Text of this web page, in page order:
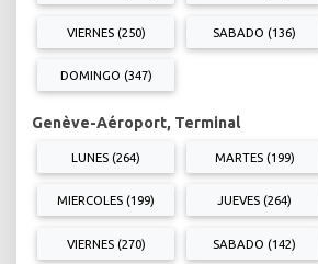
VIERNES (250) SABADO (136)
DOMINGO (347)
Genève-Aéroport, Terminal
LUNES (264) MARTES (199)
MIERCOLES (199) JUEVES (264)
VIERNES (270) SABADO (142)